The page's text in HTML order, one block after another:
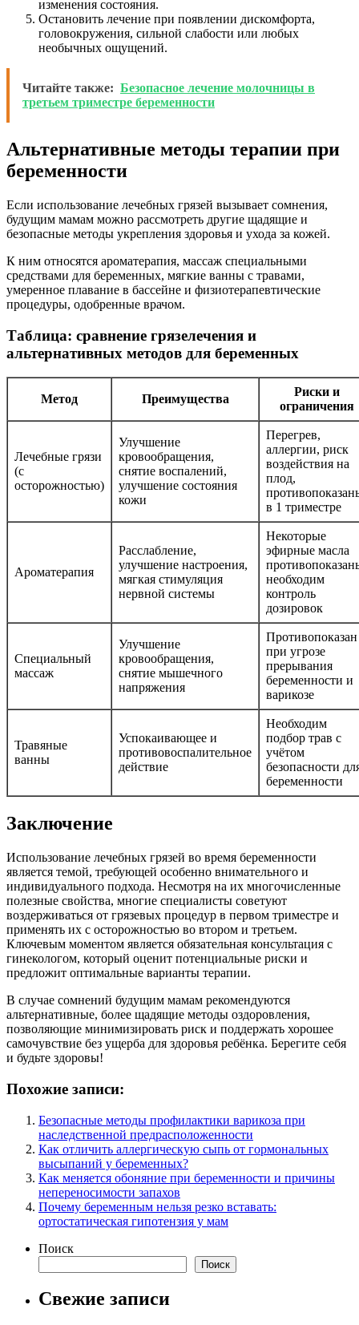
изменения состояния.
Остановить лечение при появлении дискомфорта,
головокружения, сильной слабости или любых
необычных ощущений.
Читайте также: Безопасное лечение молочницы в
третьем триместре беременности
Альтернативные методы терапии при
беременности
Если использование лечебных грязей вызывает сомнения,
будущим мамам можно рассмотреть другие щадящие и
безопасные методы укрепления здоровья и ухода за кожей.
К ним относятся ароматерапия, массаж специальными
средствами для беременных, мягкие ванны с травами,
умеренное плавание в бассейне и физиотерапевтические
процедуры, одобренные врачом.
Таблица: сравнение грязелечения и
альтернативных методов для беременных
Метод Преимущества
Риски и
ограничения
Лечебные грязи
(с
осторожностью)
Улучшение
кровообращения,
снятие воспалений,
улучшение состояния
кожи
Перегрев,
аллергии, риск
воздействия на
плод,
в 1 триместре
Ароматерапия
Расслабление,
улучшение настроения,
мягкая стимуляция
нервной системы
Некоторые
эфирные масла
необходим
контроль
дозировок
Специальный
массаж
Улучшение
кровообращения,
снятие мышечного
напряжения
Противопоказан
при угрозе
прерывания
беременности и
варикозе
Травяные
ванны
Успокаивающее и
противовоспалительное
действие
Необходим
подбор трав с
учётом
безопасности
беременности
Заключение
Использование лечебных грязей во время беременности
является темой, требующей особенно внимательного и
индивидуального подхода. Несмотря на их многочисленные
полезные свойства, многие специалисты советуют
воздерживаться от грязевых процедур в первом триместре и
применять их с осторожностью во втором и третьем.
Ключевым моментом является обязательная консультация с
гинекологом, который оценит потенциальные риски и
предложит оптимальные варианты терапии.
В случае сомнений будущим мамам рекомендуются
альтернативные, более щадящие методы оздоровления,
позволяющие минимизировать риск и поддержать хорошее
самочувствие без ущерба для здоровья ребёнка. Берегите себя
и будьте здоровы!
Похожие записи:
Безопасные методы профилактики варикоза при
наследственной предрасположенности
Как отличить аллергическую сыпь от гормональных
высыпаний у беременных?
Как меняется обоняние при беременности и причины
непереносимости запахов
Почему беременным нельзя резко вставать:
ортостатическая гипотензия у мам
Поиск
Поиск
Свежие записи